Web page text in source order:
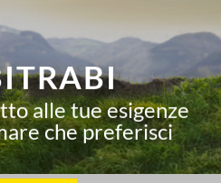
alle tue esigenze
che preferisci